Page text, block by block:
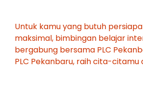
Untuk kamu yang butuh
maksimal, bimbingan belajar
bergabung bersama PLC
PLC Pekanbaru, raih cita-citamu